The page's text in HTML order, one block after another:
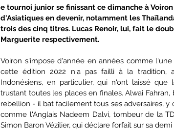
e tournoi junior se finissant ce dimanche à
d'Asiatiques en devenir, notamment les
trois des cinq titres. Lucas Renoir, lui, fait le
Marguerite respectivement.
Voiron s'impose d'année en années comme
cette édition 2022 n'a pas failli à la tradition,
Indonésiens, en particulier, qui n'ont laissé
trustant toutes les places en finales. Alwai
rebellion - il bat facilement tous ses adversaires, y
comme l'Anglais Nadeem Dalvi, tombeur de la
Simon Baron Vézilier, qui déclare forfait sur sa